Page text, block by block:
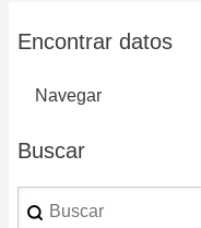
Encontrar datos
Navegar
Buscar
Buscar